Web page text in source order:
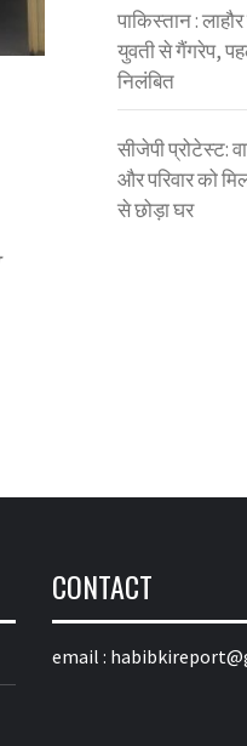
पाकिस्तान :
युवती से गैंगरेप,
निलंबित
सीजेपी प्रोटेस्ट:
और परिवार को
से छोड़ा घर
CONTACT
email :